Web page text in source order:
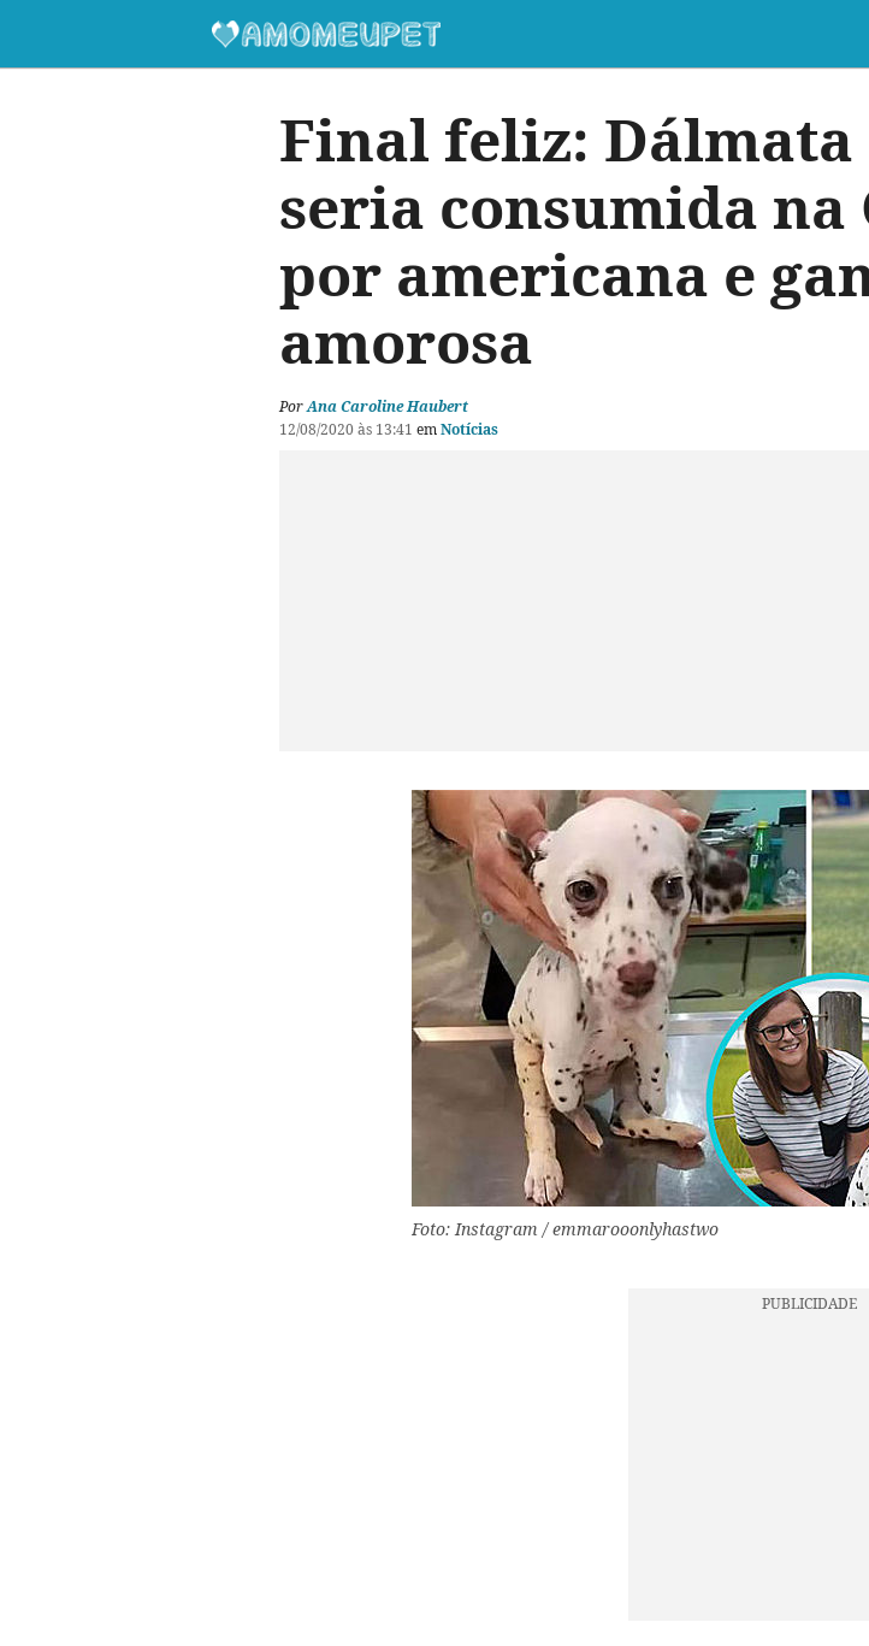
Final feliz:
seria consumida na
por americana e
amorosa
PorAna Caroline Haubert
12/08/2020 às 13:41 emNotícias
Foto: Instagram / emmarooonlyhastwo